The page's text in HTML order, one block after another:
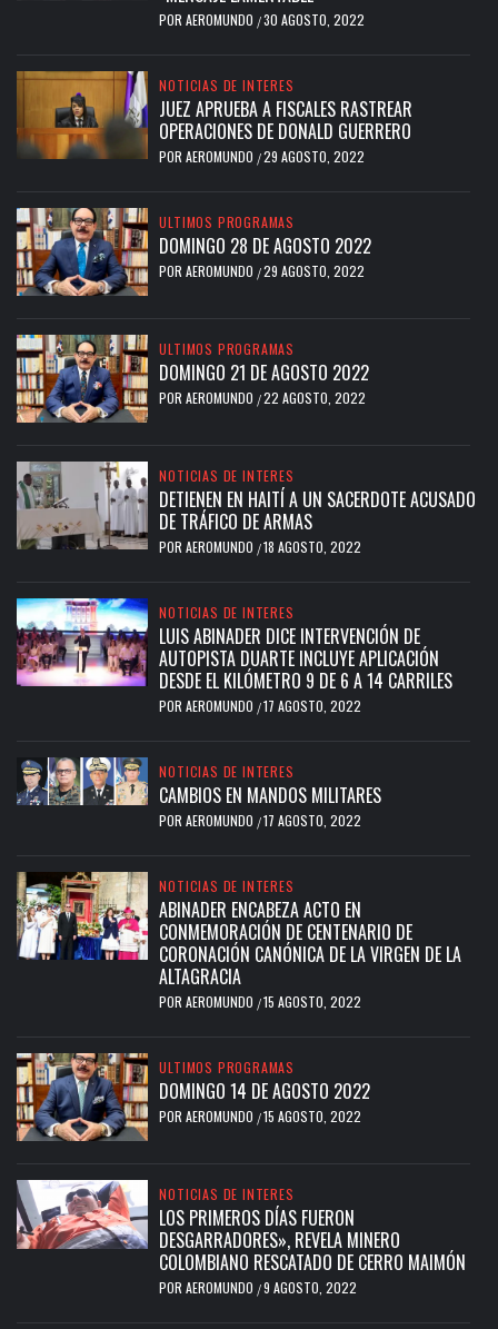
POR AEROMUNDO /30 AGOSTO, 2022
NOTICIAS DE INTERES
JUEZ APRUEBA A FISCALES RASTREAR
OPERACIONES DE DONALD GUERRERO
POR AEROMUNDO /29 AGOSTO, 2022
ULTIMOS PROGRAMAS
DOMINGO 28 DE AGOSTO 2022
POR AEROMUNDO /29 AGOSTO, 2022
ULTIMOS PROGRAMAS
DOMINGO 21 DE AGOSTO 2022
POR AEROMUNDO /22 AGOSTO, 2022
NOTICIAS DE INTERES
DETIENEN EN HAITÍ A UN SACERDOTE ACUSADO
DE TRÁFICO DE ARMAS
POR AEROMUNDO /18 AGOSTO, 2022
NOTICIAS DE INTERES
LUIS ABINADER DICE INTERVENCIÓN DE
AUTOPISTA DUARTE INCLUYE APLICACIÓN
DESDE EL KILÓMETRO 9 DE 6 A 14 CARRILES
POR AEROMUNDO /17 AGOSTO, 2022
NOTICIAS DE INTERES
CAMBIOS EN MANDOS MILITARES
POR AEROMUNDO /17 AGOSTO, 2022
NOTICIAS DE INTERES
ABINADER ENCABEZA ACTO EN
CONMEMORACIÓN DE CENTENARIO DE
CORONACIÓN CANÓNICA DE LA VIRGEN DE LA
ALTAGRACIA
POR AEROMUNDO /15 AGOSTO, 2022
ULTIMOS PROGRAMAS
DOMINGO 14 DE AGOSTO 2022
POR AEROMUNDO /15 AGOSTO, 2022
NOTICIAS DE INTERES
LOS PRIMEROS DÍAS FUERON
DESGARRADORES», REVELA MINERO
COLOMBIANO RESCATADO DE CERRO MAIMÓN
POR AEROMUNDO /9 AGOSTO, 2022